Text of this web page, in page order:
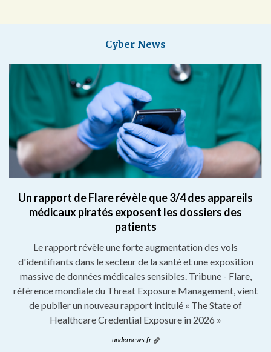
Cyber News
Un rapport de Flare révèle que 3/4 des appareils
médicaux piratés exposent les dossiers des
patients
Le rapport révèle une forte augmentation des vols
d'identifiants dans le secteur de la santé et une exposition
massive de données médicales sensibles. Tribune - Flare,
référence mondiale du Threat Exposure Management, vient
de publier un nouveau rapport intitulé « The State of
Healthcare Credential Exposure in 2026 »
undernews.fr